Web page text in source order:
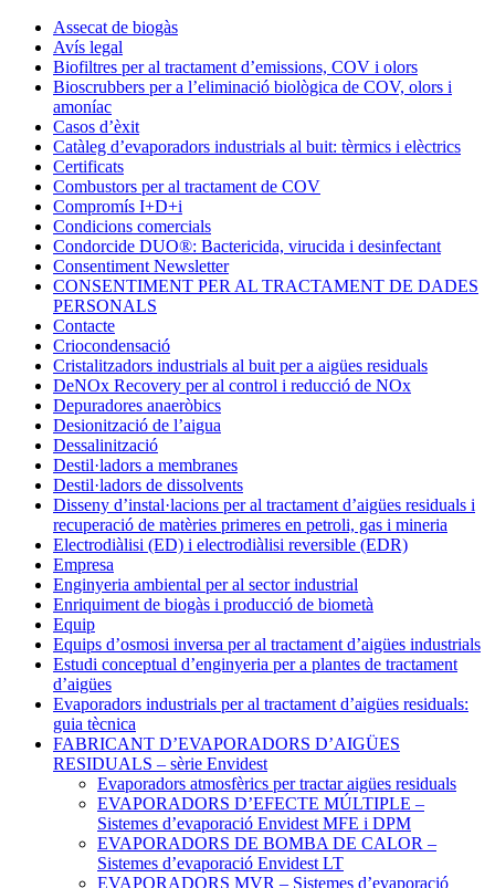
Condorchem
Enviro
Solutions
Assecat de biogàs
Avís legal
Biofiltres per al tractament d’emissions, COV i olors
Bioscrubbers per a l’eliminació biològica de COV, olors i
amoníac
Casos d’èxit
Catàleg d’evaporadors industrials al buit: tèrmics i elèctrics
Certificats
Combustors per al tractament de COV
Compromís I+D+i
Condicions comercials
Condorcide DUO®: Bactericida, virucida i desinfectant
Consentiment Newsletter
CONSENTIMENT PER AL TRACTAMENT DE DADES
PERSONALS
Contacte
Criocondensació
Cristalitzadors industrials al buit per a aigües residuals
DeNOx Recovery per al control i reducció de NOx
Depuradores anaeròbics
Desionització de l’aigua
Dessalinització
Destil·ladors a membranes
Destil·ladors de dissolvents
Disseny d’instal·lacions per al tractament d’aigües residuals i
recuperació de matèries primeres en petroli, gas i mineria
Electrodiàlisi (ED) i electrodiàlisi reversible (EDR)
Empresa
Enginyeria ambiental per al sector industrial
Enriquiment de biogàs i producció de biometà
Equip
Equips d’osmosi inversa per al tractament d’aigües industrials
Estudi conceptual d’enginyeria per a plantes de tractament
d’aigües
Evaporadors industrials per al tractament d’aigües residuals:
guia tècnica
FABRICANT D’EVAPORADORS D’AIGÜES
RESIDUALS – sèrie Envidest
Evaporadors atmosfèrics per tractar aigües residuals
EVAPORADORS D’EFECTE MÚLTIPLE –
Sistemes d’evaporació Envidest MFE i DPM
EVAPORADORS DE BOMBA DE CALOR –
Sistemes d’evaporació Envidest LT
EVAPORADORS MVR – Sistemes d’evaporació